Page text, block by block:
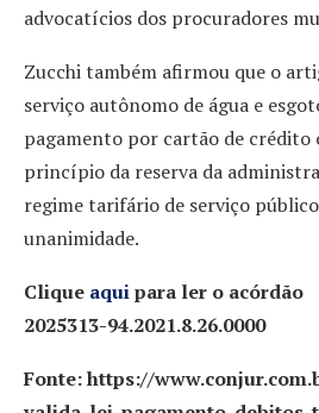
advocatícios dos procuradores
Zucchi também afirmou que o
serviço autônomo de água e
pagamento por cartão de crédito
princípio da reserva da
regime tarifário de serviço
unanimidade.
Clique aquipara ler o acórdão
2025313-94.2021.8.26.0000
Fonte: https://